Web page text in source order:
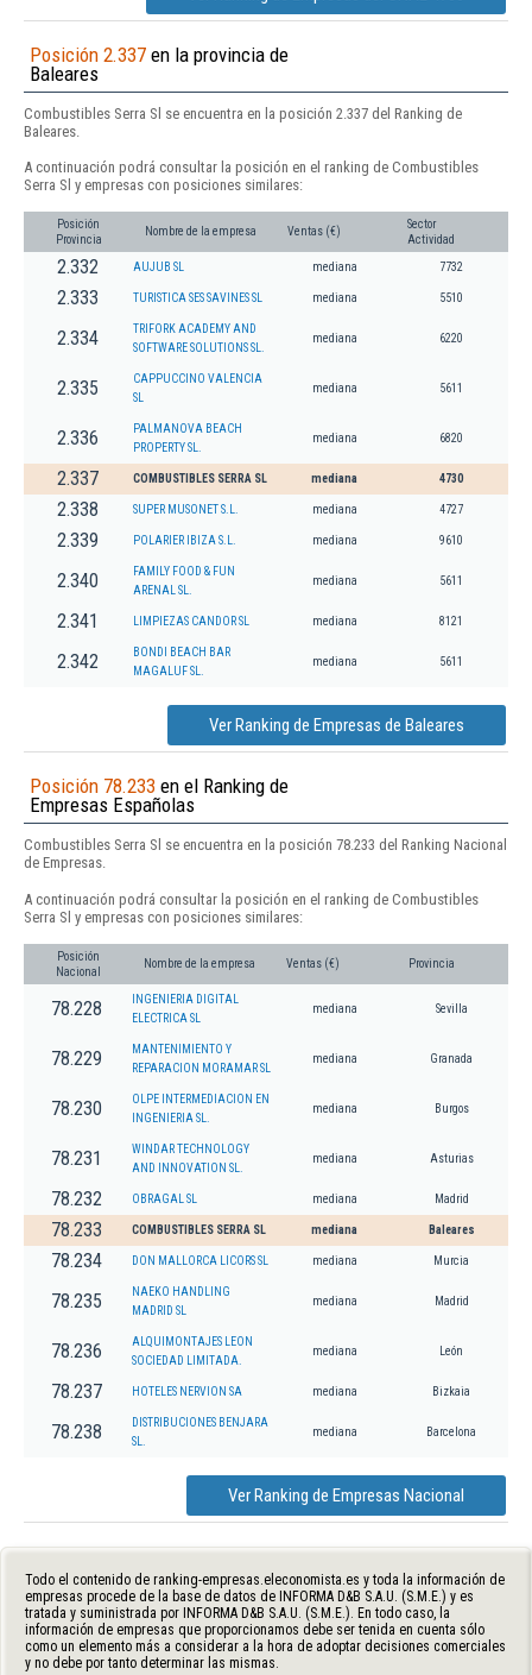
Posición 2.337 en la provincia de
Baleares
Combustibles Serra Sl se encuentra en la posición 2.337 del Ranking de
Baleares.
A continuación podrá consultar la posición en el ranking de Combustibles
Serra Sl y empresas con posiciones similares:
Posición
Provincia
Nombre de la empresa Ventas (€)
Sector
Actividad
2.332 AUJUB SL mediana 7732
2.333 TURISTICA SES SAVINES SL mediana 5510
2.334
TRIFORK ACADEMY AND
SOFTWARE SOLUTIONS SL.
mediana 6220
2.335
CAPPUCCINO VALENCIA
SL
mediana 5611
2.336
PALMANOVA BEACH
PROPERTY SL.
mediana 6820
2.337 COMBUSTIBLES SERRA SL mediana 4730
2.338 SUPER MUSONET S.L. mediana 4727
2.339 POLARIER IBIZA S.L. mediana 9610
2.340
FAMILY FOOD & FUN
ARENAL SL.
mediana 5611
2.341 LIMPIEZAS CANDOR SL mediana 8121
2.342
BONDI BEACH BAR
MAGALUF SL.
mediana 5611
Ver Ranking de Empresas de Baleares
Posición 78.233 en el Ranking de
Empresas Españolas
Combustibles Serra Sl se encuentra en la posición 78.233 del Ranking Nacional
de Empresas.
A continuación podrá consultar la posición en el ranking de Combustibles
Serra Sl y empresas con posiciones similares:
Posición
Nacional
Nombre de la empresa Ventas (€) Provincia
78.228
INGENIERIA DIGITAL
ELECTRICA SL
mediana Sevilla
78.229
MANTENIMIENTO Y
REPARACION MORAMAR SL
mediana Granada
78.230
OLPE INTERMEDIACION EN
INGENIERIA SL.
mediana Burgos
78.231
WINDAR TECHNOLOGY
AND INNOVATION SL.
mediana Asturias
78.232 OBRAGAL SL mediana Madrid
78.233 COMBUSTIBLES SERRA SL mediana Baleares
78.234 DON MALLORCA LICORS SL mediana Murcia
78.235
NAEKO HANDLING
MADRID SL
mediana Madrid
78.236
ALQUIMONTAJES LEON
SOCIEDAD LIMITADA.
mediana León
78.237 HOTELES NERVION SA mediana Bizkaia
78.238
DISTRIBUCIONES BENJARA
SL.
mediana Barcelona
Ver Ranking de Empresas Nacional
Todo el contenido de ranking-empresas.eleconomista.es y toda la información de
empresas procede de la base de datos de INFORMA D&B S.A.U. (S.M.E.) y es
tratada y suministrada por INFORMA D&B S.A.U. (S.M.E.). En todo caso, la
información de empresas que proporcionamos debe ser tenida en cuenta sólo
como un elemento más a considerar a la hora de adoptar decisiones comerciales
y no debe por tanto determinar las mismas.